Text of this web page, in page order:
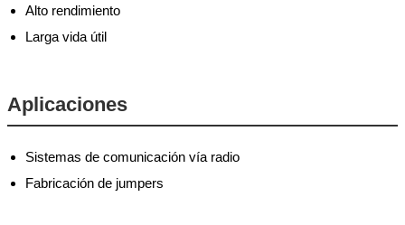
Alto rendimiento
Larga vida útil
Aplicaciones
Sistemas de comunicación vía radio
Fabricación de jumpers